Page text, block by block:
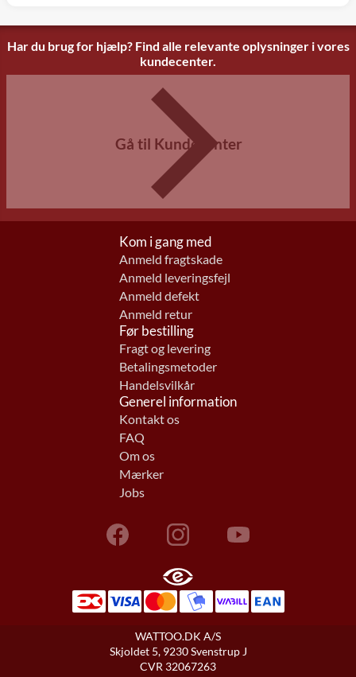
Har du brug for hjælp? Find alle relevante oplysninger i vores
kundecenter.
Gå til Kundecenter
Kom i gang med
Anmeld fragtskade
Anmeld leveringsfejl
Anmeld defekt
Anmeld retur
Før bestilling
Fragt og levering
Betalingsmetoder
Handelsvilkår
Generel information
Kontakt os
FAQ
Om os
Mærker
Jobs
WATTOO.DK A/S
Skjoldet 5, 9230 Svenstrup J
CVR 32067263